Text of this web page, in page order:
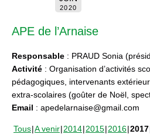
2020
APE de l’Arnaise
Responsable : PRAUD Sonia
Activité : Organisation d’activités
pédagogiques, intervenants
extra-scolaires (goûter de Noël,
Email : apedelarnaise@gmail.com
Tous A venir 2014 2015 2016 2017